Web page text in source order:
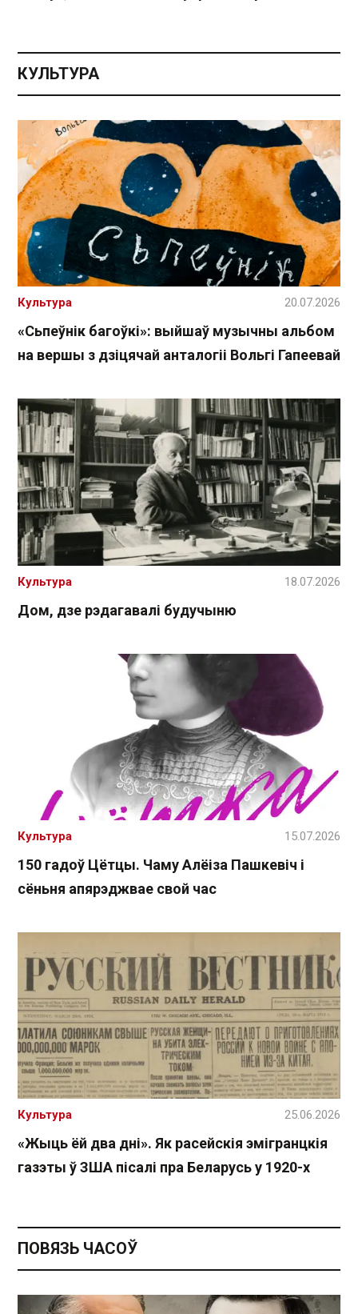
КУЛЬТУРА
«Сьпеўнік багоўкі»: выйшаў музычны альбом
на вершы з дзіцячай анталогіі Вольгі Гапеевай
Культура 20.07.2026
Дом, дзе рэдагавалі будучыню
Культура 18.07.2026
150 гадоў Цётцы. Чаму Алёіза Пашкевіч і
сёньня апярэджвае свой час
Культура 15.07.2026
«Жыць ёй два дні». Як расейскія эмігранцкія
газэты ў ЗША пісалі пра Беларусь у 1920-х
Культура 25.06.2026
ПОВЯЗЬ ЧАСОЎ